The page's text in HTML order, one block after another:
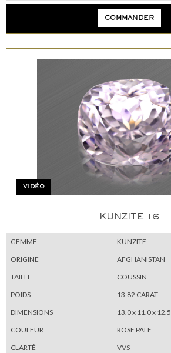
COMMANDER
VIDÉO
KUNZITE 16
GEMME
KUNZITE
ORIGINE
AFGHANISTAN
TAILLE
COUSSIN
POIDS
13.82 CARAT
DIMENSIONS
13.0 x 11.0 x 12.5
COULEUR
ROSE PALE
CLARTÉ
VVS